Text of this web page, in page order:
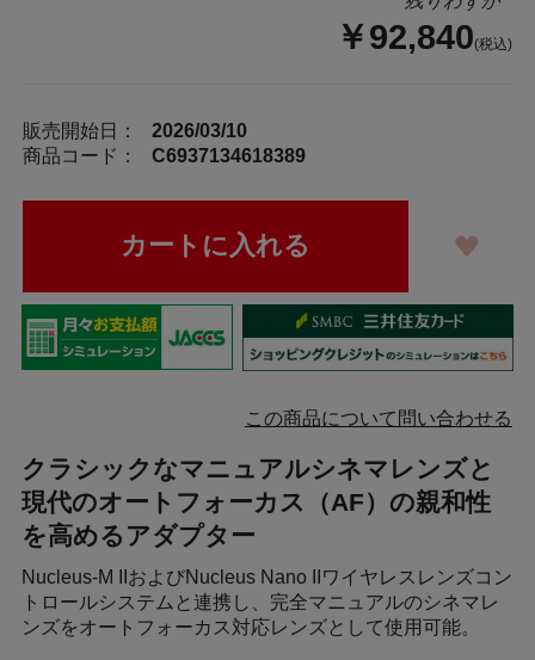
￥92,840(税込)
販売開始日：
2026/03/10
商品コード：
C6937134618389
この商品について問い合わせる
クラシックなマニュアルシネマレンズと
現代のオートフォーカス（AF）の親和性
を高めるアダプター
Nucleus-M IIおよびNucleus Nano IIワイヤレスレンズコン
トロールシステムと連携し、完全マニュアルのシネマレ
ンズをオートフォーカス対応レンズとして使用可能。